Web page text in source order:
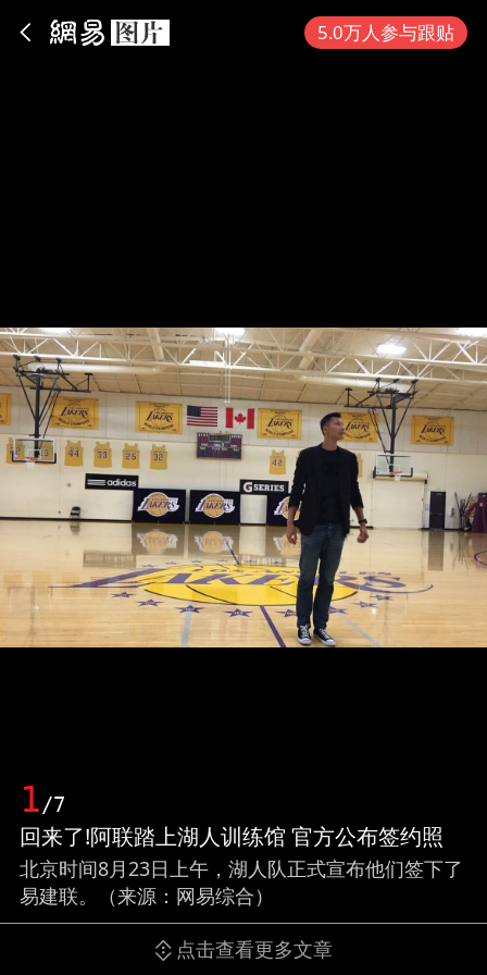
5.0万人参与跟贴
1/7
回来了!阿联踏上湖人训练馆 官方公布签约照
北京时间8月23日上午，湖人队正式宣布他们签下了
易建联。（来源：网易综合）
点击查看更多文章